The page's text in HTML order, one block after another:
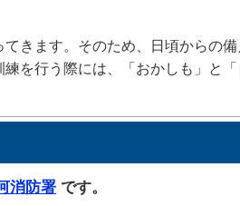
きます。そのため、日頃からの
を行う際には、「おかしも」と
消防署 です。